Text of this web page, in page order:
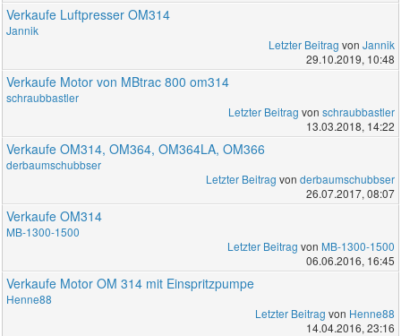
Verkaufe Luftpresser OM314
Jannik
Letzter Beitrag von Jannik
29.10.2019, 10:48
Verkaufe Motor von MBtrac 800 om314
schraubbastler
Letzter Beitrag von schraubbastler
13.03.2018, 14:22
Verkaufe OM314, OM364, OM364LA, OM366
derbaumschubbser
Letzter Beitrag von derbaumschubbser
26.07.2017, 08:07
Verkaufe OM314
MB-1300-1500
Letzter Beitrag von MB-1300-1500
06.06.2016, 16:45
Verkaufe Motor OM 314 mit Einspritzpumpe
Henne88
Letzter Beitrag von Henne88
14.04.2016, 23:16